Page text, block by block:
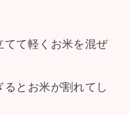
てて軽くお米を混ぜ
とお米が割れてし